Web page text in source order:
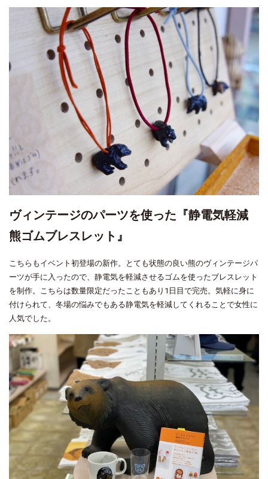
ヴィンテージのパーツを使った『静電気軽減
熊ゴムブレスレット』
こちらもイベント初登場の新作。とても状態の良い熊のヴィンテージパ
ーツが手に入ったので、静電気を軽減させるゴムを使ったブレスレット
を制作。こちらは数量限定だったこともあり1日目で完売。気軽に身に
付けられて、冬場の悩みでもある静電気を軽減してくれることで女性に
人気でした。